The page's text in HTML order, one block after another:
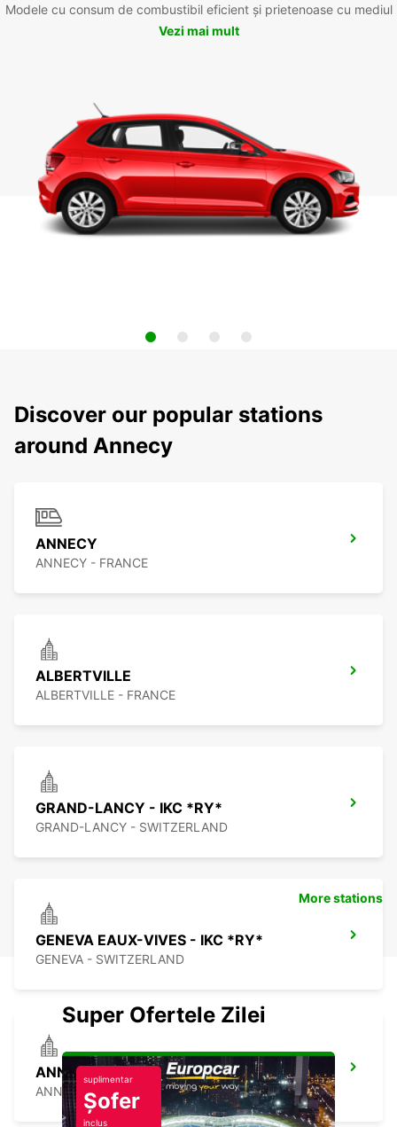
Modele cu consum de combustibil eficient și prietenoase cu mediul
Vezi mai mult
Discover our popular stations
around Annecy
ANNECY
ANNECY - FRANCE
ALBERTVILLE
ALBERTVILLE - FRANCE
GRAND-LANCY - IKC *RY*
GRAND-LANCY - SWITZERLAND
GENEVA EAUX-VIVES - IKC *RY*
GENEVA - SWITZERLAND
ANNEMASSE
ANNEMASSE - FRANCE
More stations
Super Ofertele Zilei
suplimentar
Șofer
inclus